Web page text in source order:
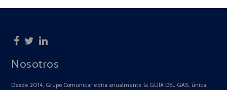
Nosotros
Desde 2014, Grupo Comunicar edita anualmente la GUÍA DEL GAS, única